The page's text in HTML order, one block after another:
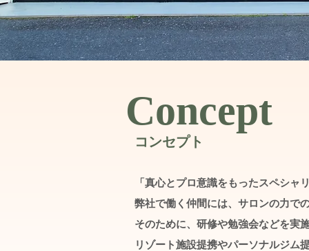
Concept
コンセプト
「真心とプロ意識をもったスペシ
弊社で働く仲間には、サロンの力で
そのために、研修や勉強会などを実
リゾート施設提携やパーソナルジム